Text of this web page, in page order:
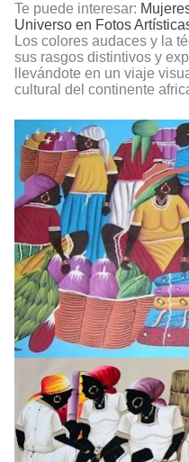
Te puede interesar:
Universo en Fotos
Los colores audaces y la
sus rasgos distintivos y
llevándote en un viaje
cultural del continente